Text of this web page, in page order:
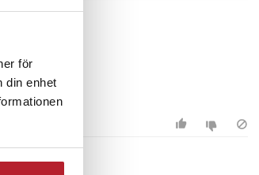
för
din enhet